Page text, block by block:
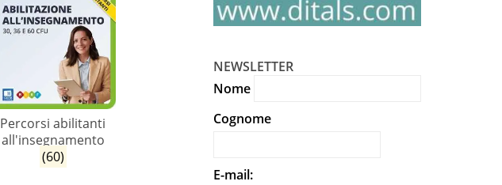
Percorsi abilitanti
all'insegnamento
(60)
NEWSLETTER
Nome
Cognome
E-mail: